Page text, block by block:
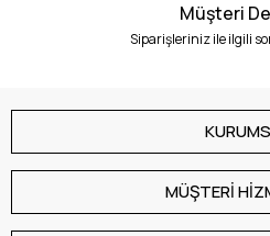
Müşteri
Siparişleriniz ile ilgili
MÜŞTERİ